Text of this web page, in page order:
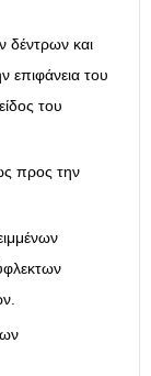
και
επιφάνεια του
του
προς την